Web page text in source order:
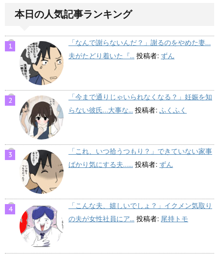
本日の人気記事ランキング
「なんで謝らないんだ？」謝るのをやめた妻…
夫がたどり着いた『... 投稿者: ずん
「今まで通りじゃいられなくなる？」妊娠を知
らない彼氏…大事な... 投稿者: ふくふく
「これ、いつ拾うつもり？」できていない家事
ばかり気にする夫…... 投稿者: ずん
「こんな夫、嬉しいでしょ？」イクメン気取り
の夫が女性社員にア... 投稿者: 尾持トモ